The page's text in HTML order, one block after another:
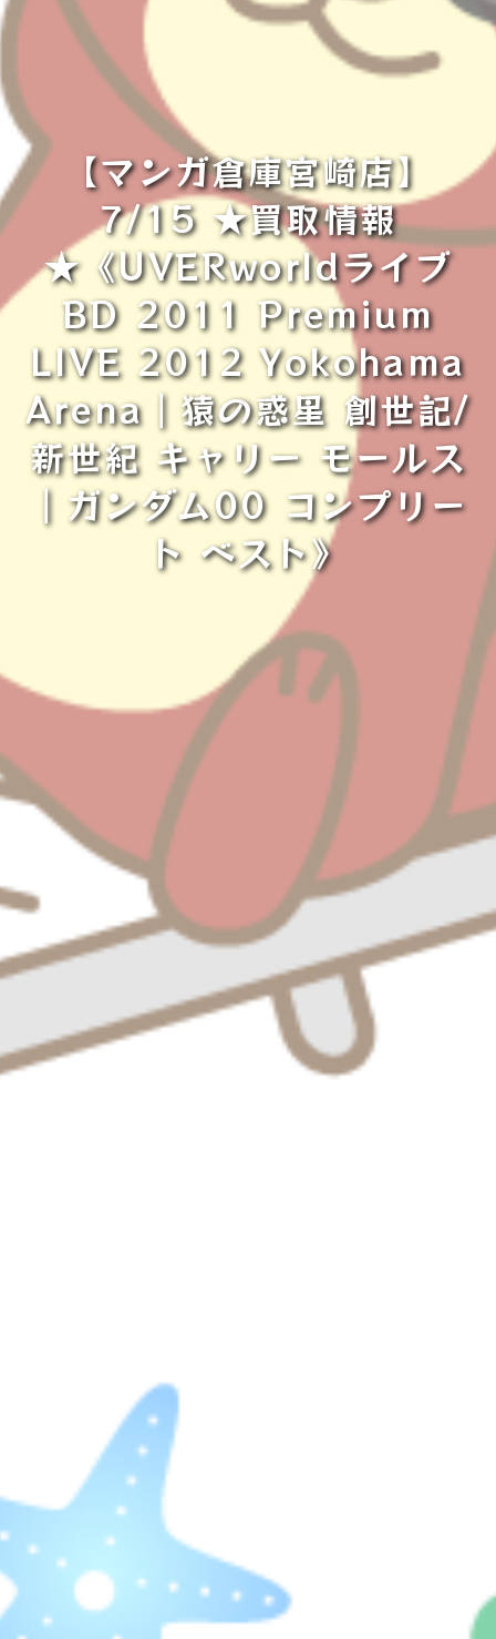
【マンガ倉庫宮崎店】
7/15 ★買取情報
★《UVERworldライブ
BD 2011 Premium
LIVE 2012 Yokohama
Arena｜猿の惑星 創世記/
新世紀 キャリー モールス
｜ガンダム00 コンプリー
ト ベスト》